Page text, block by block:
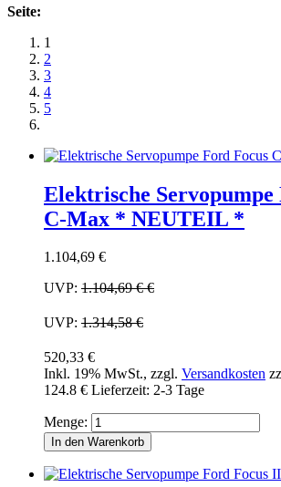
Seite:
1
2
3
4
5
Elektrische Servopumpe
C-Max * NEUTEIL *
1.104,69 €
UVP: 1.104,69 €€
UVP: 1.314,58 €
520,33 €
Inkl. 19% MwSt., zzgl. Versandkosten
124.8 € Lieferzeit: 2-3 Tage
Menge:
In den Warenkorb